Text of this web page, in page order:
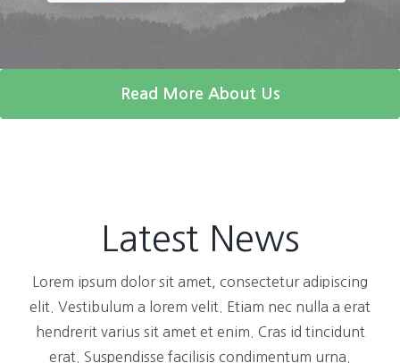
Read More About Us
Latest News
Lorem ipsum dolor sit amet, consectetur adipiscing
elit. Vestibulum a lorem velit. Etiam nec nulla a erat
hendrerit varius sit amet et enim. Cras id tincidunt
erat. Suspendisse facilisis condimentum urna.